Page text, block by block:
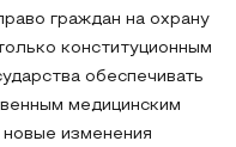
граждан на охрану
конституционным
обеспечивать
медицинским
новые изменения